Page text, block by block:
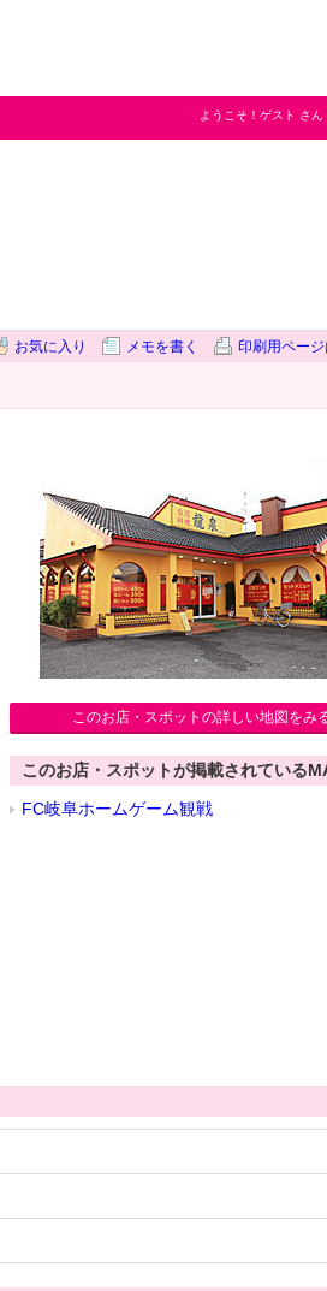
ようこそ！ ゲスト さん
お気に入り メモを書く 印刷用ペー
このお店・スポットの詳しい地図をみ
このお店・スポットが掲載されている
FC岐阜ホームゲーム観戦